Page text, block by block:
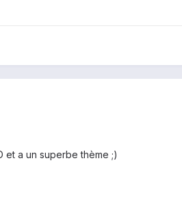
et a un superbe thème ;)